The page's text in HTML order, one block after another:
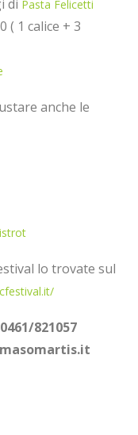
di Pasta Felicetti
( 1 calice + 3
anche le
lo trovate sul
0461/821057